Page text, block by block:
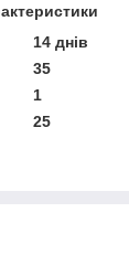
14 днів
35
1
25